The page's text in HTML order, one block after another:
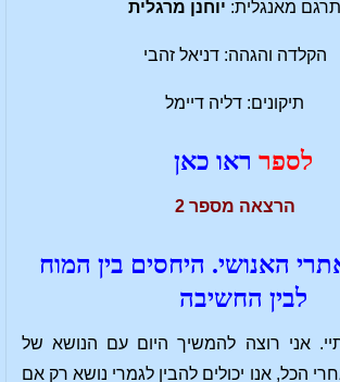
תרגם מאנגלית: יוחנן מרגלית
הקלדה והגהה: דניאל זהבי
תיקונים: דליה דיימל
לספר ראו כאן
הרצאה מספר 2
האנושי. היחסים בין המוח
לבין החשיבה
אני רוצה להמשיך היום עם הנושא של
הכל, אנו יכולים להבין לגמרי נושא רק אם